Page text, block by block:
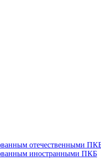
отечественными
иностранными ПКБ